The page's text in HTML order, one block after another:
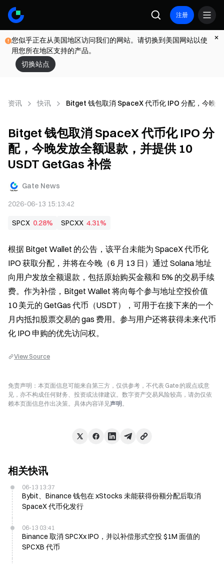
注册
您似乎正在从美国地区访问我们的网站。请切换到美国网站以使
用您所在地区支持的产品。
切换站点
资讯 快讯 Bitget 钱包取消 SpaceX 代币化 IPO 分配，今晚
Bitget 钱包取消 SpaceX 代币化 IPO 分
配，今晚发放全额退款，并提供 10
USDT GetGas 补偿
Gate News
2026-06-13 15:13:42
SPCX 0.28% SPCXX 4.31%
根据 Bitget Wallet 的公告，该平台未能为 SpaceX 代币化
IPO 获取分配，并将在今晚（6 月 13 日）通过 Solana 地址
向用户发放全额退款，包括原始购买金额和 5% 的交易手续
费。作为补偿，Bitget Wallet 将向每个参与地址空投价值
10 美元的 GetGas 代币（USDT），可用于在接下来的一个
月内抵扣股票交易的 gas 费用。参与用户还将获得未来代币
化 IPO 申购的优先访问权。
View Source
免责声明：本页面信息可能来自第三方，仅供参考，不代表 Gate 的观点或意
见，亦不构成任何财务、投资或法律建议。数字资产交易风险较高，请勿仅依
赖本页面信息作出决策。具体内容详见声明。
相关快讯
06-13 13:37
Bybit、Binance 钱包在 xStocks 未能获得份额分配后取消
SpaceX 代币化发行
06-13 03:41
Binance 取消 SPCXx IPO，并以补偿形式空投 $1M 面值的
SPCXB 代币